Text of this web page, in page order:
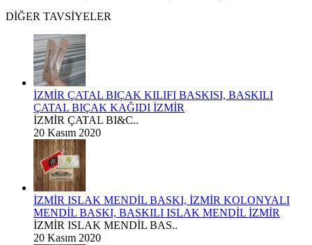
DİĞER TAVSİYELER
İZMİR ÇATAL BIÇAK KILIFI BASKISI, BASKILI
ÇATAL BIÇAK KAĞIDI İZMİR
İZMİR ÇATAL BI&C..
20 Kasım 2020
İZMİR ISLAK MENDİL BASKI, İZMİR KOLONYALI
MENDİL BASKI, BASKILI ISLAK MENDİL İZMİR
İZMİR ISLAK MENDİL BAS..
20 Kasım 2020